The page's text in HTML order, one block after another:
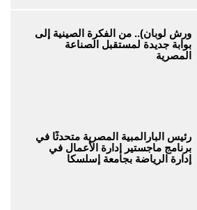
ورش لوبان).. من الفكرة الصينية إلى
بوابة جديدة لمستقبل الصناعة
المصرية
رئيس البارالمبية المصرية متحدثًا في
برنامج ماجستير إدارة الأعمال في
إدارة الرياضة بجامعة إسلسكا